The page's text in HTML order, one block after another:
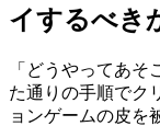
イするべき
「どうやってあ
た通りの手順でク
ョンゲームの皮を